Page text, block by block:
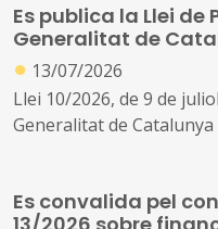
Es publica la Llei de
Generalitat de
● 13/07/2026
Llei 10/2026, de 9 de
Generalitat de
Es convalida pel